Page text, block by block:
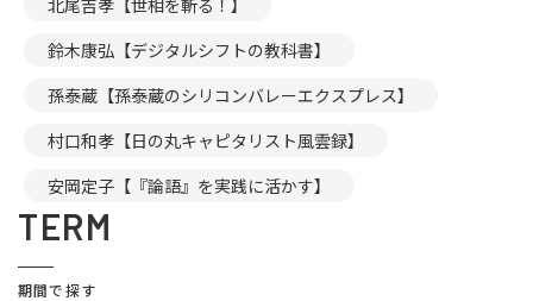
北尾吉孝【世相を斬る！】
鈴木康弘【デジタルシフトの教科書】
孫泰蔵【孫泰蔵のシリコンバレーエクスプレス】
村口和孝【日の丸キャピタリスト風雲録】
安岡定子【『論語』を実践に活かす】
TERM
期間で探す